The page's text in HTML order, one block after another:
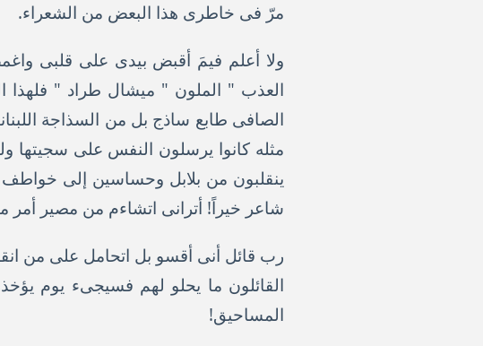
مرّ فى خاطرى هذا البعض من الشعراء.
ولا أعلم فيمَ أقبض بيدى على قلبى
العذب " الملون " ميشال طراد " فلهذا
الصافى طابع ساذج بل من السذاجة
مثله كانوا يرسلون النفس على سجيتها
ينقلبون من بلابل وحساسين إلى
شاعر خيراً! أترانى اتشاءم من مصير أمر
رب قائل أنى أقسو بل اتحامل على من
القائلون ما يحلو لهم فسيجىء يوم
المساحيق!